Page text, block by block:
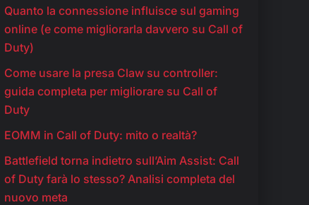
Quanto la connessione influisce sul gaming
online (e come migliorarla davvero su Call of
Duty)
Come usare la presa Claw su controller:
guida completa per migliorare su Call of
Duty
EOMM in Call of Duty: mito o realtà?
Battlefield torna indietro sull’Aim Assist: Call
of Duty farà lo stesso? Analisi completa del
nuovo meta